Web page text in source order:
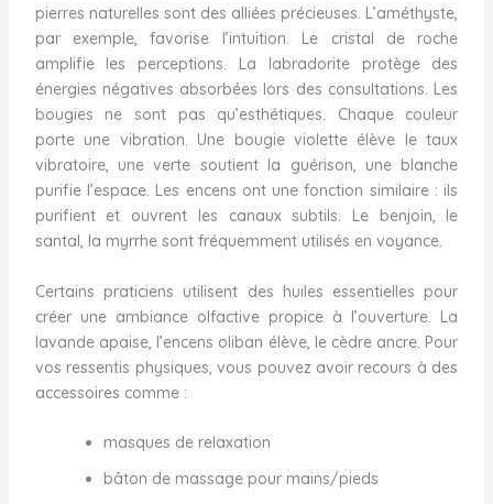
pierres naturelles sont des alliées précieuses. L’améthyste,
par exemple, favorise l’intuition. Le cristal de roche
amplifie les perceptions. La labradorite protège des
énergies négatives absorbées lors des consultations. Les
bougies ne sont pas qu’esthétiques. Chaque couleur
porte une vibration. Une bougie violette élève le taux
vibratoire, une verte soutient la guérison, une blanche
purifie l’espace. Les encens ont une fonction similaire : ils
purifient et ouvrent les canaux subtils. Le benjoin, le
santal, la myrrhe sont fréquemment utilisés en voyance.
Certains praticiens utilisent des huiles essentielles pour
créer une ambiance olfactive propice à l’ouverture. La
lavande apaise, l’encens oliban élève, le cèdre ancre. Pour
vos ressentis physiques, vous pouvez avoir recours à des
accessoires comme :
masques de relaxation
bâton de massage pour mains/pieds